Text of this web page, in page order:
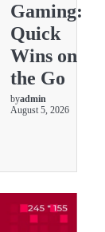
Gaming:
Quick
Wins on
the Go
byadmin
August 5, 2026